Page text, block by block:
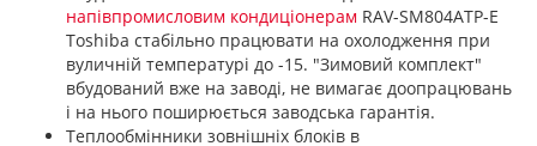
напівпромисловим кондиціонерам RAV-SM804ATP-E
Toshiba стабільно працювати на охолодження при
вуличній температурі до -15. "Зимовий комплект"
вбудований вже на заводі, не вимагає доопрацювань
і на нього поширюється заводська гарантія.
Теплообмінники зовнішніх блоків в